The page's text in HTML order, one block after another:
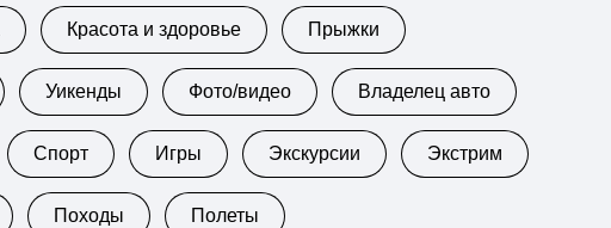
Красота и здоровье Прыжки
Уикенды Фото/видео Владелец авто
Спорт Игры Экскурсии Экстрим
Походы Полеты